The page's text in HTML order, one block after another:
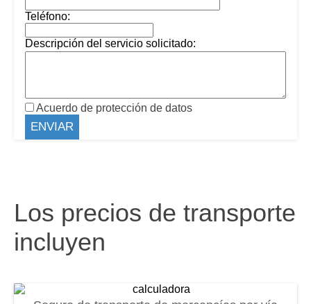
Teléfono:
Descripción del servicio solicitado:
Acuerdo de protección de datos
Los precios de transporte
incluyen